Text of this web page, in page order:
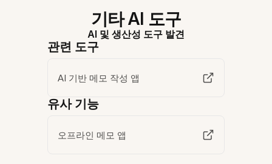
기타 AI 도구
AI 및 생산성 도구 발견
관련 도구
AI 기반 메모 작성 앱
유사 기능
오프라인 메모 앱